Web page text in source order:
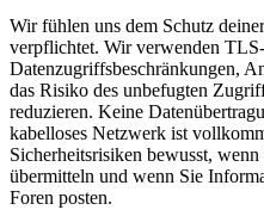
Wir fühlen uns dem Schutz
verpflichtet. Wir verwenden
Datenzugriffsbeschränkungen,
das Risiko des unbefugten
reduzieren. Keine
kabelloses Netzwerk ist
Sicherheitsrisiken bewusst,
übermitteln und wenn Sie
Foren posten.